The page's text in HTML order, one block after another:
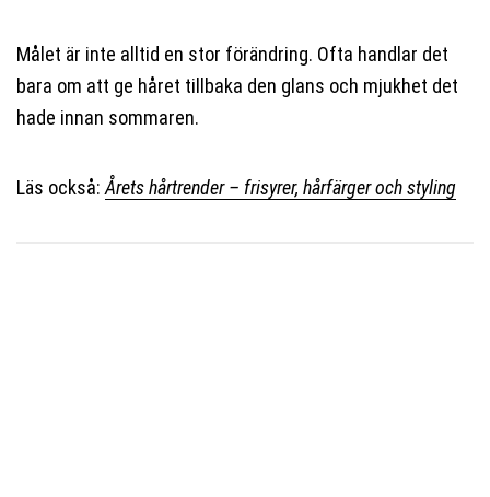
Målet är inte alltid en stor förändring. Ofta handlar det
bara om att ge håret tillbaka den glans och mjukhet det
hade innan sommaren.
Läs också: Årets hårtrender – frisyrer, hårfärger och styling